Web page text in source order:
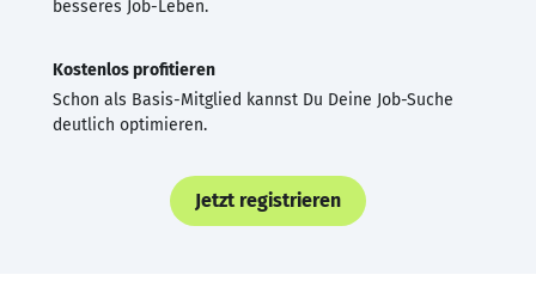
besseres Job-Leben.
Kostenlos profitieren
Schon als Basis-Mitglied kannst Du Deine Job-Suche
deutlich optimieren.
Jetzt registrieren